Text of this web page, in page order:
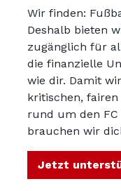
Über uns
Werbepartner
Impressum
Datenschutz
Wir finden:
Deshalb bieten
zugänglich für
die finanzielle
wie dir. Damit
kritischen,
rund um den FC
brauchen wir
Jetzt